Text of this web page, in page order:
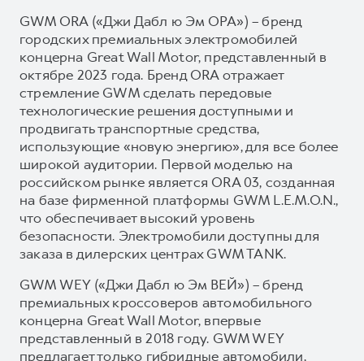
GWM ORA («Джи Дабл ю Эм ОРА») – бренд
городских премиальных электромобилей
концерна Great Wall Motor, представленный в
октябре 2023 года. Бренд ORA отражает
стремление GWM сделать передовые
технологические решения доступными и
продвигать транспортные средства,
использующие «новую энергию», для все более
широкой аудитории. Первой моделью на
российском рынке является ORA 03, созданная
на базе фирменной платформы GWM L.E.M.O.N.,
что обеспечивает высокий уровень
безопасности. Электромобили доступны для
заказа в дилерских центрах GWM TANK.
GWM WEY («Джи Дабл ю Эм ВЕЙ») – бренд
премиальных кроссоверов автомобильного
концерна Great Wall Motor, впервые
представленный в 2018 году. GWM WEY
предлагает только гибридные автомобили,